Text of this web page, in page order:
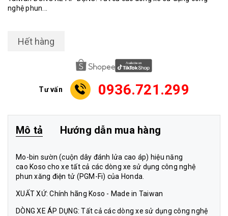
nghệ phun...
Hết hàng
Tư vấn 0936.721.299
Mô tả Hướng dẫn mua hàng
Mo-bin sườn (cuộn dây đánh lửa cao áp) hiệu năng
cao Koso cho xe tất cả các dòng xe sử dụng công nghệ
phun xăng điện tử (PGM-Fi) của Honda.
XUẤT XỨ: Chính hãng Koso - Made in Taiwan
DÒNG XE ÁP DỤNG: Tất cả các dòng xe sử dụng công nghệ